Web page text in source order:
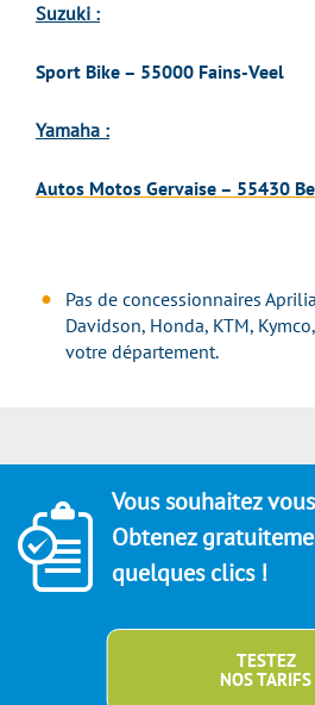
Suzuki :
Sport Bike – 55000 Fains-Veel
Yamaha :
Autos Motos Gervaise – 55430
Pas de concessionnaires
Davidson, Honda, KTM,
votre département.
Vous souhaitez
Obtenez
quelques clics !
TESTEZ
NOS TARIFS